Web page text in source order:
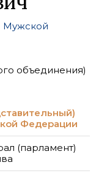
Мужской
объединения)
Федерации
(парламент)